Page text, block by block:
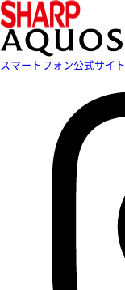
スマートフォン公式サイト